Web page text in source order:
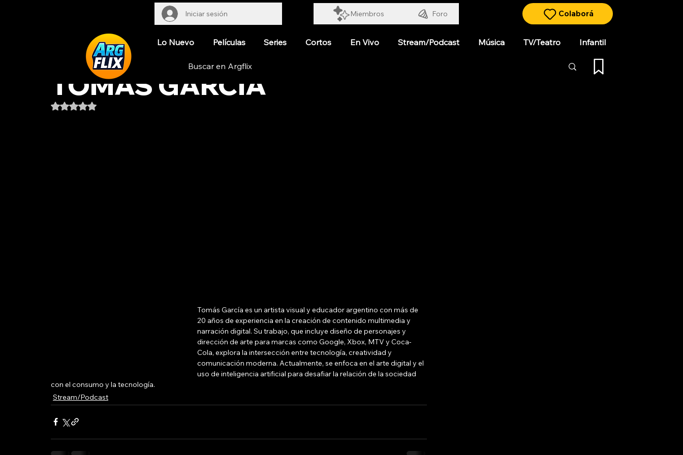
Iniciar sesión Miembros Foro Colaborá
Lo Nuevo Películas Series Cortos En Vivo Stream/Podcast Música TV/Teatro Infantil
TOMAS GARCIA
Obtuvo NaN de 5 estrellas.
Tomás García es un artista visual y educador argentino con más de
20 años de experiencia en la creación de contenido multimedia y
narración digital. Su trabajo, que incluye diseño de personajes y
dirección de arte para marcas como Google, Xbox, MTV y Coca-
Cola, explora la intersección entre tecnología, creatividad y
comunicación moderna. Actualmente, se enfoca en el arte digital y el
uso de inteligencia artificial para desafiar la relación de la sociedad
con el consumo y la tecnología.
Stream/Podcast